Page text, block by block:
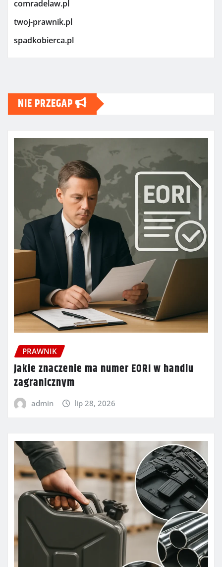
comradelaw.pl
twoj-prawnik.pl
spadkobierca.pl
NIE PRZEGAP
PRAWNIK
Jakie znaczenie ma numer EORI w handlu
zagranicznym
admin lip 28, 2026